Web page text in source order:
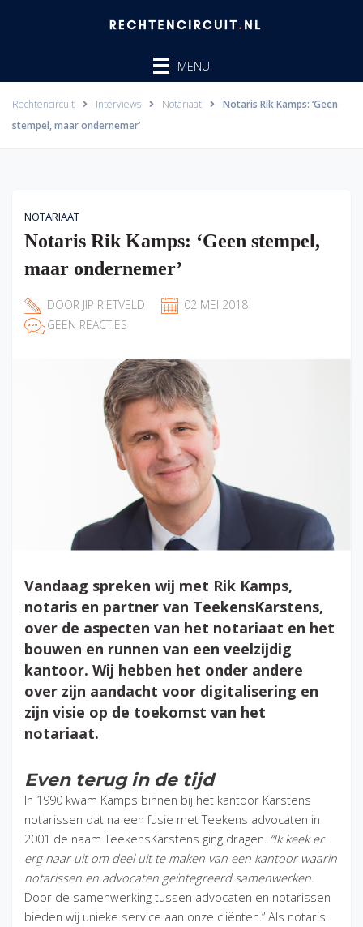
MENU
Rechtencircuit Interviews Notariaat
Notaris Rik Kamps: ‘Geen
stempel, maar ondernemer’
NOTARIAAT
Notaris Rik Kamps: ‘Geen stempel,
maar ondernemer’
DOOR JIP RIETVELD
02 MEI 2018
GEEN REACTIES
Vandaag spreken wij met Rik Kamps,
notaris en partner van TeekensKarstens,
over de aspecten van het notariaat en het
bouwen en runnen van een veelzijdig
kantoor. Wij hebben het onder andere
over zijn aandacht voor digitalisering en
zijn visie op de toekomst van het
notariaat.
Even terug in de tijd
In 1990 kwam Kamps binnen bij het kantoor Karstens
notarissen dat na een fusie met Teekens advocaten in
2001 de naam TeekensKarstens ging dragen. “Ik keek er
erg naar uit om deel uit te maken van een kantoor waarin
notarissen en advocaten geïntegreerd samenwerken.
Door de samenwerking tussen advocaten en notarissen
bieden wij unieke service aan onze cliënten.” Als notaris